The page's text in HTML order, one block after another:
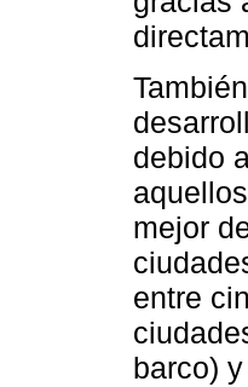
debido
mejor
entre
barco)